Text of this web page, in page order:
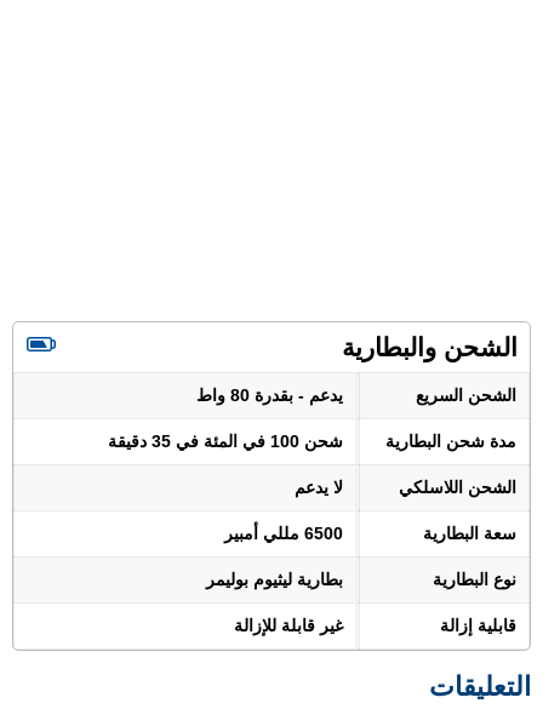
الشحن والبطارية
الشحن السريع يدعم - بقدرة 80 واط
مدة شحن البطارية شحن 100 في المئة في 35 دقيقة
الشحن اللاسلكي لا يدعم
سعة البطارية 6500 مللي أمبير
نوع البطارية بطارية ليثيوم بوليمر
قابلية إزالة غير قابلة للإزالة
التعليقات